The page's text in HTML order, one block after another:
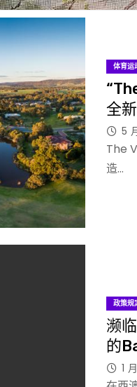
体育运
全
5
The
造…
政策规
濒
的
1